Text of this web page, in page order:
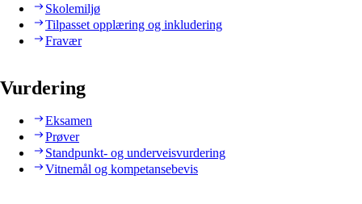
Skolemiljø
Tilpasset opplæring og inkludering
Fravær
Vurdering
Eksamen
Prøver
Standpunkt- og underveisvurdering
Vitnemål og kompetansebevis